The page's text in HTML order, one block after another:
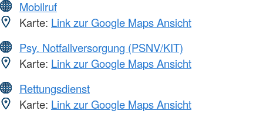
Mobilruf
Karte: Link zur Google Maps Ansicht
Psy. Notfallversorgung (PSNV/KIT)
Karte: Link zur Google Maps Ansicht
Rettungsdienst
Karte: Link zur Google Maps Ansicht